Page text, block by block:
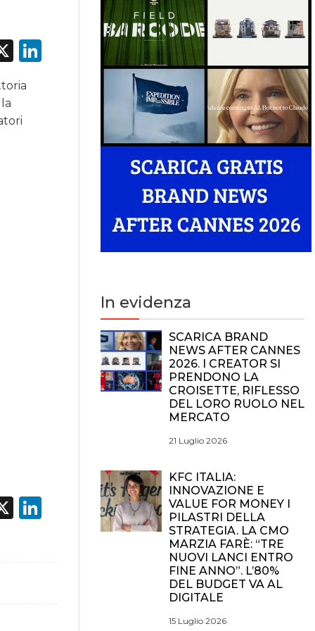
X LinkedIn
X LinkedIn
In evidenza
SCARICA BRAND
NEWS AFTER CANNES
2026. I CREATOR SI
PRENDONO LA
CROISETTE, RIFLESSO
DEL LORO RUOLO NEL
MERCATO
21 Luglio 2026
KFC ITALIA:
INNOVAZIONE E
VALUE FOR MONEY I
PILASTRI DELLA
STRATEGIA. LA CMO
MARZIA FARÈ: “TRE
NUOVI LANCI ENTRO
FINE ANNO”. L’80%
DEL BUDGET VA AL
DIGITALE
15 Luglio 2026